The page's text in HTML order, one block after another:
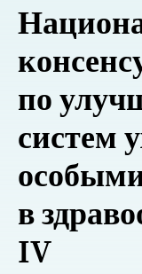
по
систем
в
IV